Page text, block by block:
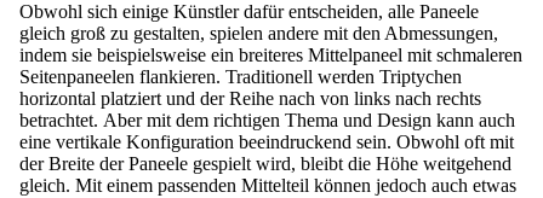
Obwohl sich einige Künstler dafür entscheiden, alle Paneele
gleich groß zu gestalten, spielen andere mit den Abmessungen,
indem sie beispielsweise ein breiteres Mittelpaneel mit schmaleren
Seitenpaneelen flankieren. Traditionell werden Triptychen
horizontal platziert und der Reihe nach von links nach rechts
betrachtet. Aber mit dem richtigen Thema und Design kann auch
eine vertikale Konfiguration beeindruckend sein. Obwohl oft mit
der Breite der Paneele gespielt wird, bleibt die Höhe weitgehend
gleich. Mit einem passenden Mittelteil können jedoch auch etwas